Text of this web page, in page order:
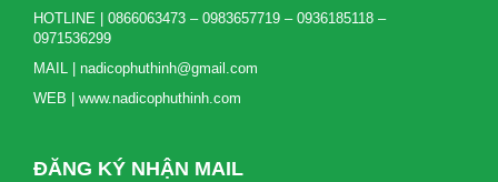
HOTLINE | 0866063473 – 0983657719 – 0936185118 –
0971536299
MAIL | nadicophuthinh@gmail.com
WEB | www.nadicophuthinh.com
ĐĂNG KÝ NHẬN MAIL